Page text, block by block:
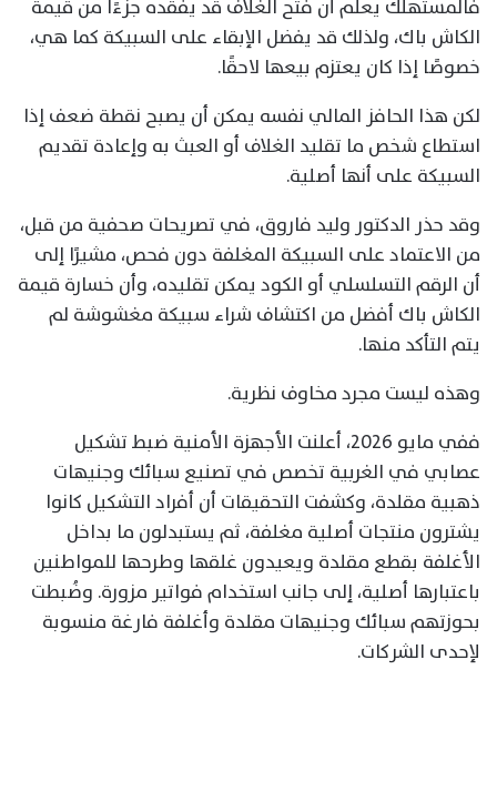
فالمستهلك يعلم أن فتح الغلاف قد يفقده جزءًا من قيمة
الكاش باك، ولذلك قد يفضل الإبقاء على السبيكة كما هي،
خصوصًا إذا كان يعتزم بيعها لاحقًا.
لكن هذا الحافز المالي نفسه يمكن أن يصبح نقطة ضعف إذا
استطاع شخص ما تقليد الغلاف أو العبث به وإعادة تقديم
السبيكة على أنها أصلية.
وقد حذر الدكتور وليد فاروق، في تصريحات صحفية من قبل،
من الاعتماد على السبيكة المغلفة دون فحص، مشيرًا إلى
أن الرقم التسلسلي أو الكود يمكن تقليده، وأن خسارة قيمة
الكاش باك أفضل من اكتشاف شراء سبيكة مغشوشة لم
يتم التأكد منها.
وهذه ليست مجرد مخاوف نظرية.
ففي مايو 2026، أعلنت الأجهزة الأمنية ضبط تشكيل
عصابي في الغربية تخصص في تصنيع سبائك وجنيهات
ذهبية مقلدة، وكشفت التحقيقات أن أفراد التشكيل كانوا
يشترون منتجات أصلية مغلفة، ثم يستبدلون ما بداخل
الأغلفة بقطع مقلدة ويعيدون غلقها وطرحها للمواطنين
باعتبارها أصلية، إلى جانب استخدام فواتير مزورة. وضُبطت
بحوزتهم سبائك وجنيهات مقلدة وأغلفة فارغة منسوبة
لإحدى الشركات.